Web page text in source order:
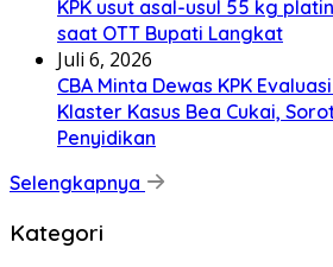
KPK usut asal-usul 55 kg
saat OTT Bupati Langkat
Juli 6, 2026
CBA Minta Dewas KPK
Klaster Kasus Bea Cukai,
Penyidikan
Selengkapnya
Kategori